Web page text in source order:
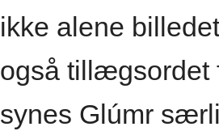
ikke alene
også tillægsordet
synes Glúmr